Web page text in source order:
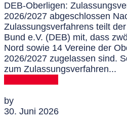
DEB-Oberligen:
2026/2027 abgeschlossen
Zulassungsverfahrens teilt
Bund e.V. (DEB) mit, dass
Nord sowie 14 Vereine der
2026/2027 zugelassen sind.
zum Zulassungsverfahren...
by
30. Juni 2026